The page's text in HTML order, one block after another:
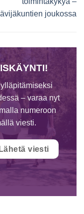
joukossa
– varaa nyt
numeroon
viesti.
Lähetä viesti